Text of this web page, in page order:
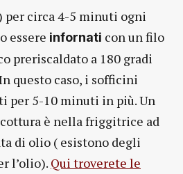
per circa 4-5 minuti ogni
essere infornati con un filo
preriscaldato a 180 gradi
questo caso, i sofficini
per 5-10 minuti in più. Un
è nella friggitrice ad
di olio ( esistono degli
l’olio). Qui troverete le